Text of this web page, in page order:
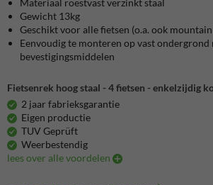
Materiaal roestvast verzinkt staal
Gewicht 13kg
Geschikt voor alle fietsen (o.a. ook
Eenvoudig te monteren op vast ondergrond
bevestigingsmiddelen
Fietsenrek hoog staal - 4 fietsen - enkelzijdig
2 jaar fabrieksgarantie
Eigen productie
TUV Geprüft
Weerbestendig
lees over alle voordelen